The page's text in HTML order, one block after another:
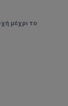
μέχρι το